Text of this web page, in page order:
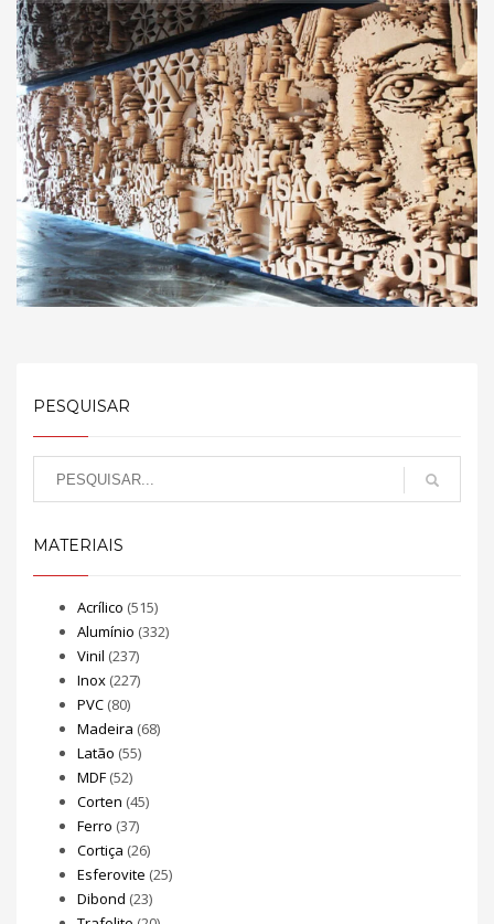
PESQUISAR
MATERIAIS
Acrílico (515)
Alumínio (332)
Vinil (237)
Inox (227)
PVC (80)
Madeira (68)
Latão (55)
MDF (52)
Corten (45)
Ferro (37)
Cortiça (26)
Esferovite (25)
Dibond (23)